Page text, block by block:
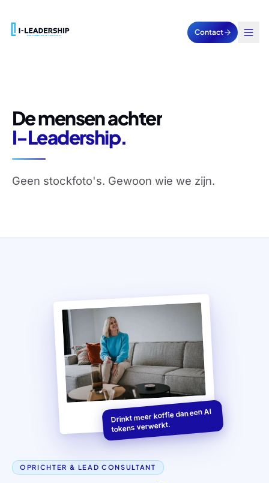
Contact
Demensenachter
I-Leadership.
Geen stockfoto's. Gewoon wie we zijn.
Drinkt meer koffie dan een AI
tokens verwerkt.
OPRICHTER & LEAD CONSULTANT